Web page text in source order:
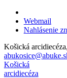
Webmail
Nahlásenie
Košická
Košická
arcidiecéza